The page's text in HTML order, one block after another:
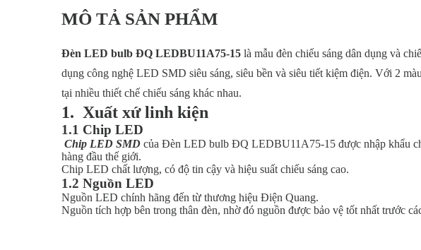
MÔ TẢ SẢN PHẨM
Đèn LED bulb ĐQ LEDBU11A75-15 là mẫu đèn chiếu sáng dân dụng và
dụng công nghệ LED SMD siêu sáng, siêu bền và siêu tiết kiệm điện. Với 2
tại nhiều thiết chế chiếu sáng khác nhau.
1. Xuất xứ linh kiện
1.1 Chip LED
Chip LED SMD của Đèn LED bulb ĐQ LEDBU11A75-15 được nhập khẩu
hàng đầu thế giới.
Chip LED chất lượng, có độ tin cậy và hiệu suất chiếu sáng cao.
1.2 Nguồn LED
Nguồn LED chính hãng đến từ thương hiệu Điện Quang.
Nguồn tích hợp bên trong thân đèn, nhờ đó nguồn được bảo vệ tốt nhất trước